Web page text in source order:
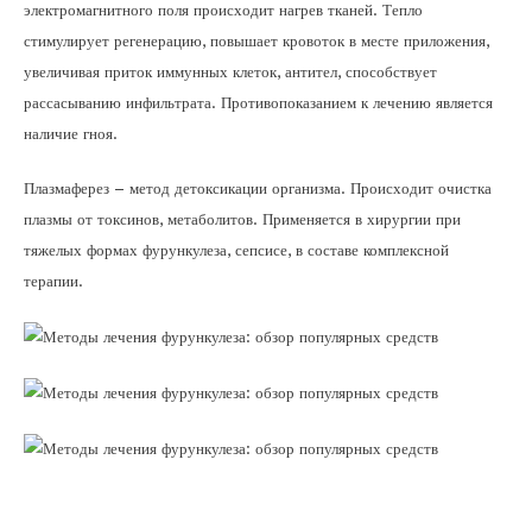
электромагнитного поля происходит нагрев тканей. Тепло
стимулирует регенерацию, повышает кровоток в месте приложения,
увеличивая приток иммунных клеток, антител, способствует
рассасыванию инфильтрата. Противопоказанием к лечению является
наличие гноя.
Плазмаферез – метод детоксикации организма. Происходит очистка
плазмы от токсинов, метаболитов. Применяется в хирургии при
тяжелых формах фурункулеза, сепсисе, в составе комплексной
терапии.